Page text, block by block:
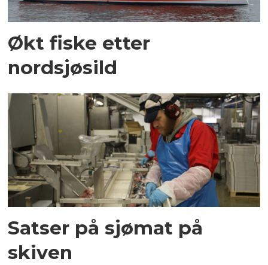
Økt fiske etter
nordsjøsild
Satser på sjømat på
skiven